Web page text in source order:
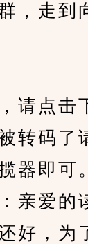
，走到
点击
转码了
器即可。
爱的
好，为